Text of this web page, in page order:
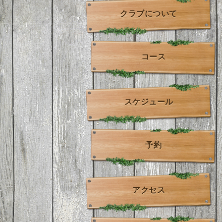
クラブについて
コース
スケジュール
予約
アクセス